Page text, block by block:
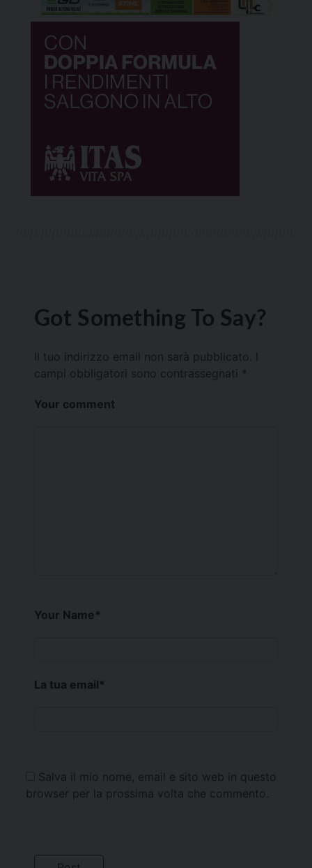
Got Something To Say?
Il tuo indirizzo email non sarà pubblicato.
campi obbligatori sono contrassegnati *
Your comment
Your Name*
La tua email*
Salva il mio nome, email e sito web in questo
browser per la prossima volta che commento.